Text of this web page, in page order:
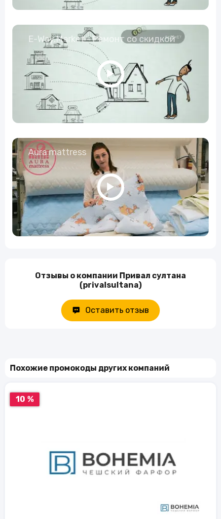
E-Way.Market - Ремонт со скидкой
Aura mattress
Отзывы о компании Привал султана
(privalsultana)
Оставить отзыв
Похожие промокоды других компаний
10 %